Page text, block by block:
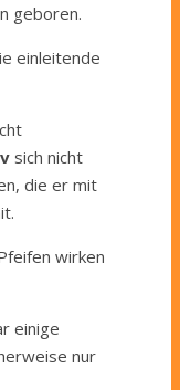
geboren.
einleitende
sich nicht
die er mit
wirken
einige
nur